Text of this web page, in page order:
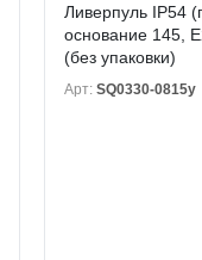
Ливерпуль IP54
основание 145,
(без упаковки)
Арт: SQ0330-0815у